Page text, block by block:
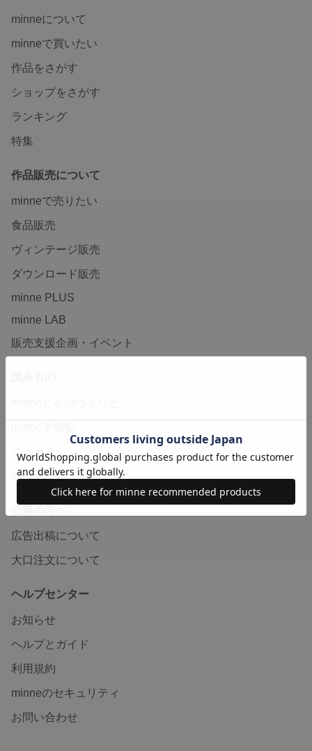
minneについて
minneで買いたい
作品をさがす
ショップをさがす
ランキング
特集
作品販売について
minneで売りたい
食品販売
ヴィンテージ販売
ダウンロード販売
minne PLUS
minne LAB
販売支援企画・イベント
ニュース
minneの本
広告出稿について
大口注文について
ヘルプセンター
お知らせ
ヘルプとガイド
利用規約
minneのセキュリティ
お問い合わせ